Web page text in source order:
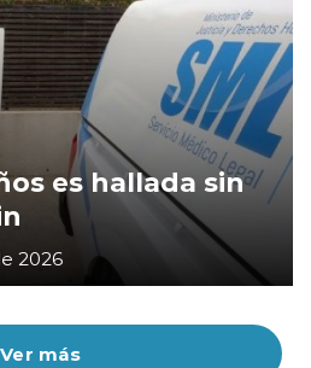
Ver más
es hallada sin
2026